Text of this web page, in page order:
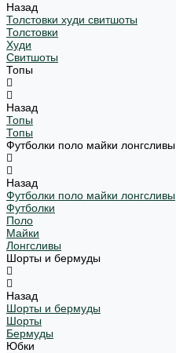
Назад
Толстовки худи свитшоты
Толстовки
Худи
Свитшоты
Топы
Назад
Топы
Топы
Футболки поло майки лонгсливы
Назад
Футболки поло майки лонгсливы
Футболки
Поло
Майки
Лонгсливы
Шорты и бермуды
Назад
Шорты и бермуды
Шорты
Бермуды
Юбки